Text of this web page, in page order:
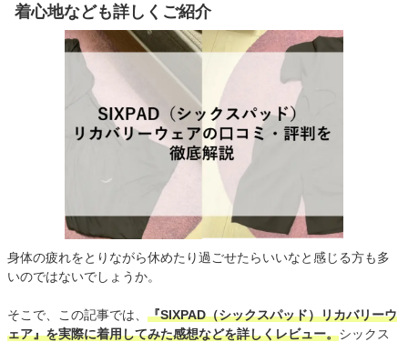
着心地なども詳しくご紹介
身体の疲れをとりながら休めたり過ごせたらいいなと感じる方も多
いのではないでしょうか。
そこで、この記事では、 『SIXPAD（シックスパッド）リカバリーウ
ェア』を実際に着用してみた感想などを詳しくレビュー。シックス